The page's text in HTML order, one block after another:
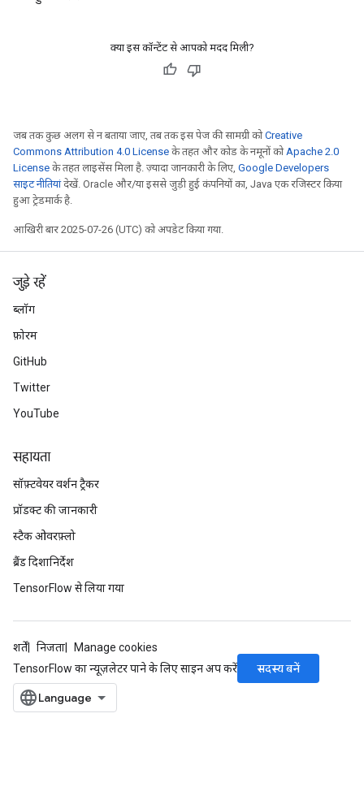
क्या इस कॉन्टेंट से आपको मदद मिली?
जब तक कुछ अलग से न बताया जाए, तब तक इस पेज की सामग्री कोCreative
Commons Attribution 4.0 License के तहत और कोड के नमूनों कोApache 2.0
License के तहत लाइसेंस मिला है. ज़्यादा जानकारी के लिए, Google Developers
साइट नीतियांदेखें. Oracle और/या इससे जुड़ी हुई कंपनियों का, Java एक रजिस्टर किया
हुआ ट्रेडमार्क है.
आखिरी बार 2025-07-26 (UTC) को अपडेट किया गया.
जुड़े रहें
ब्लॉग
फ़ोरम
GitHub
Twitter
YouTube
सहायता
सॉफ़्टवेयर वर्शन ट्रैकर
प्रॉडक्ट की जानकारी
स्टैक ओवरफ़्लो
ब्रैंड दिशानिर्देश
TensorFlow से लिया गया
शर्तें निजता
Manage cookies
TensorFlow का न्यूज़लेटर पाने के लिए साइन अप करें
सदस्य बनें